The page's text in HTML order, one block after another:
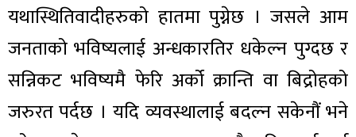
यथास्थितिवादीहरुको हातमा पुग्नेछ । जसले आम
जनताको भविष्यलाई अन्धकारतिर धकेल्न पुग्दछ र
सन्निकट भविष्यमै फेरि अर्को क्रान्ति वा बिद्रोहको
जरुरत पर्दछ । यदि व्यवस्थालाई बदल्न सकेनौं भने